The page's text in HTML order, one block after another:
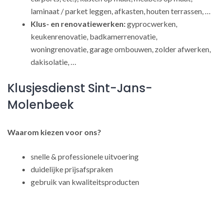
laminaat / parket leggen, afkasten, houten terrassen, …
Klus- en renovatiewerken:gyprocwerken,
keukenrenovatie, badkamerrenovatie,
woningrenovatie, garage ombouwen, zolder afwerken,
dakisolatie, …
Klusjesdienst Sint-Jans-
Molenbeek
Waarom kiezen voor ons?
snelle & professionele uitvoering
duidelijke prijsafspraken
gebruik van kwaliteitsproducten